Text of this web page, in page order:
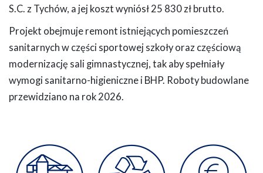
S.C. z Tychów, a jej koszt wyniósł 25 830 zł brutto.
Projekt obejmuje remont istniejących pomieszczeń
sanitarnych w części sportowej szkoły oraz częściową
modernizację sali gimnastycznej, tak aby spełniały
wymogi sanitarno-higieniczne i BHP. Roboty budowlane
przewidziano na rok 2026.